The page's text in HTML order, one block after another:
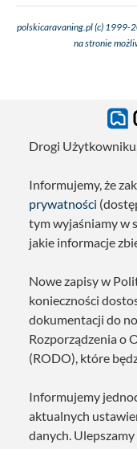
polskicaravaning.pl (c) 1999-
na stronie
Drogi
Informujemy, że
prywatności
tym wyjaśniamy w
jakie informacje
Nowe zapisy w
konieczności
dokumentacji do
Rozporządzenia o
(RODO), które
Informujemy
aktualnych
danych.